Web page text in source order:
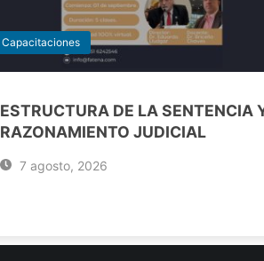
Capacitaciones
ESTRUCTURA DE LA SENTENCIA
RAZONAMIENTO JUDICIAL
7 agosto, 2026